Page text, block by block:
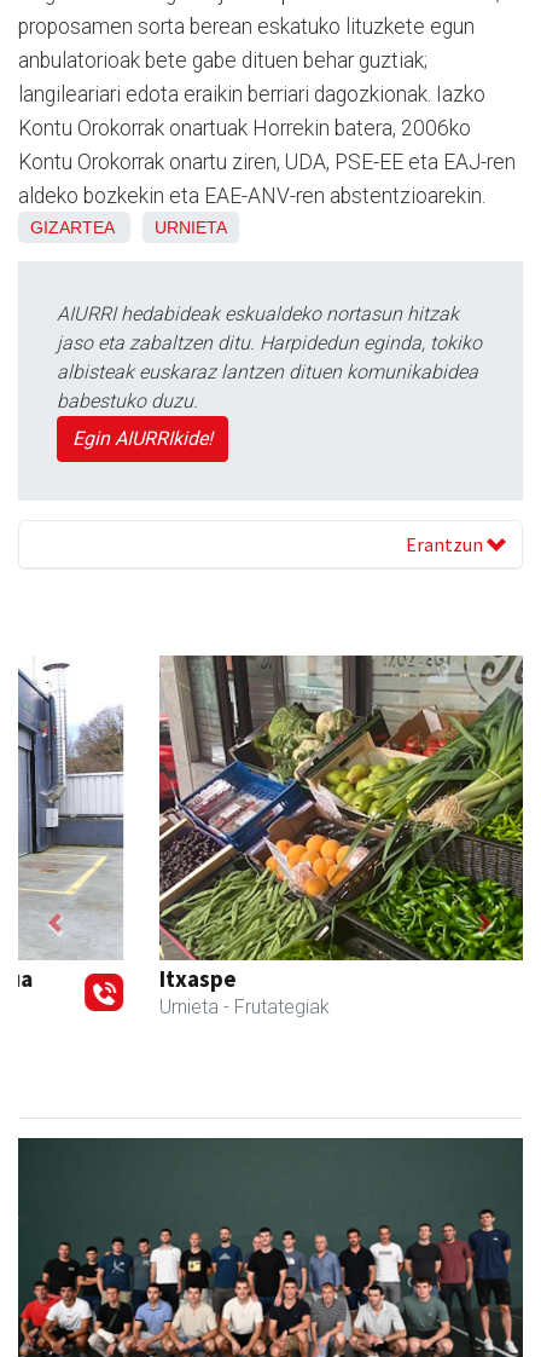
proposamen sorta berean eskatuko lituzkete egun
anbulatorioak bete gabe dituen behar guztiak;
langileariari edota eraikin berriari dagozkionak. Iazko
Kontu Orokorrak onartuak Horrekin batera, 2006ko
Kontu Orokorrak onartu ziren, UDA, PSE-EE eta EAJ-ren
aldeko bozkekin eta EAE-ANV-ren abstentzioarekin.
GIZARTEA URNIETA
AIURRI hedabideak eskualdeko nortasun hitzak
jaso eta zabaltzen ditu. Harpidedun eginda, tokiko
albisteak euskaraz lantzen dituen komunikabidea
babestuko duzu.
Egin AIURRIkide!
Erantzun
Itxaspe
- Frutategiak
Previous Next